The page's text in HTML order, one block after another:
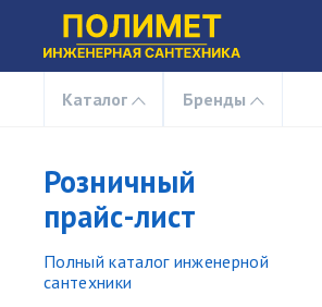
Каталог Бренды
Розничный
прайс-лист
Полный каталог инженерной
сантехники